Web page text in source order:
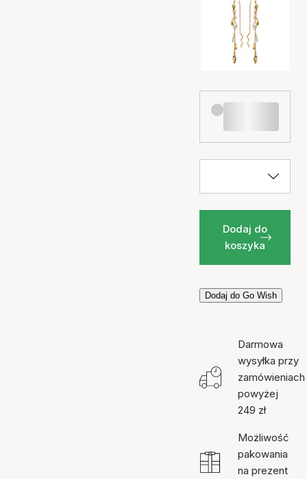
Dodaj do
koszyka
Dodaj do Go Wish
Darmowa
wysyłka przy
zamówieniach
powyżej
249 zł
Możliwość
pakowania
na prezent